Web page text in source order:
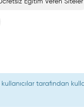
kullanıcılar tarafından